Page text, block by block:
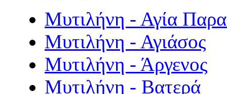
Μυτιλήνη - Αγία
Μυτιλήνη - Αγιάσος
Μυτιλήνη - Άργενος
Μυτιλήνη - Βατερά